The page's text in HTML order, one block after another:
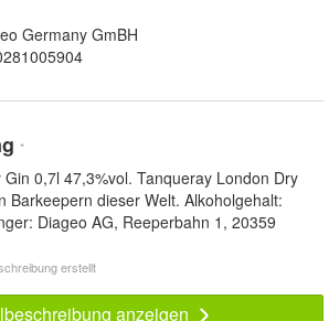
Germany GmBH
*
0,7l 47,3%vol. Tanqueray London Dry
Barkeepern dieser Welt. Alkoholgehalt:
Diageo AG, Reeperbahn 1, 20359
erstellt
anzeigen